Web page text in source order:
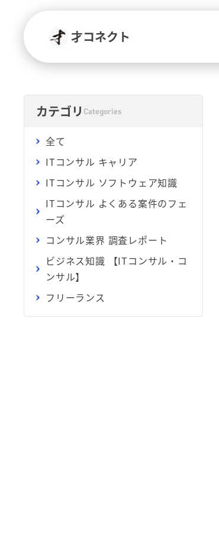
才コネクト
カテゴリ Categories
全て
ITコンサル キャリア
ITコンサル ソフトウェア知識
ITコンサル よくある案件のフェ
ーズ
コンサル業界 調査レポート
ビジネス知識 【ITコンサル・コ
ンサル】
フリーランス